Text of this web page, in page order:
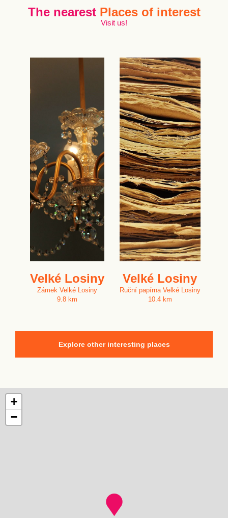
The nearest Places of interest
Visit us!
Velké Losiny
Zámek Velké Losiny
9.8 km
Velké Losiny
Ruční papírna Velké Losiny
10.4 km
Explore other interesting places
+
−